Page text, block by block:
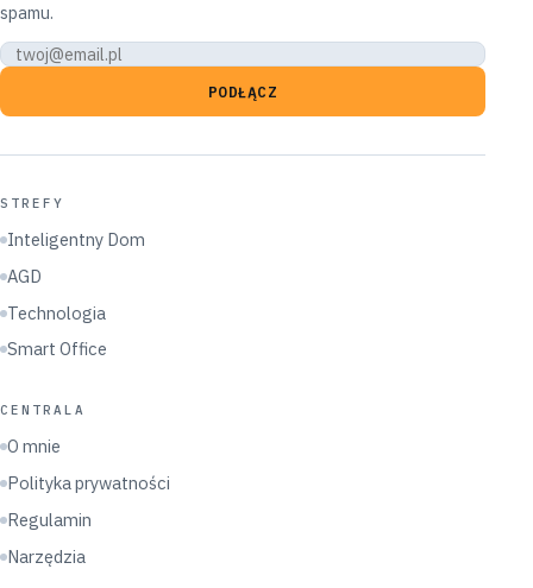
spamu.
PODŁĄCZ
STREFY
Inteligentny Dom
AGD
Technologia
Smart Office
CENTRALA
O mnie
Polityka prywatności
Regulamin
Narzędzia